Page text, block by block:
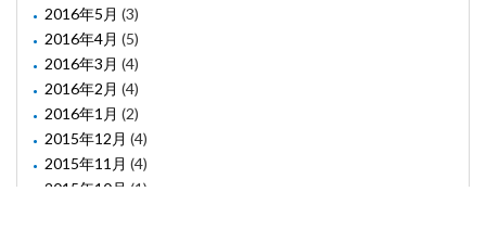
2016年5月 (3)
2016年4月 (5)
2016年3月 (4)
2016年2月 (4)
2016年1月 (2)
2015年12月 (4)
2015年11月 (4)
2015年10月 (1)